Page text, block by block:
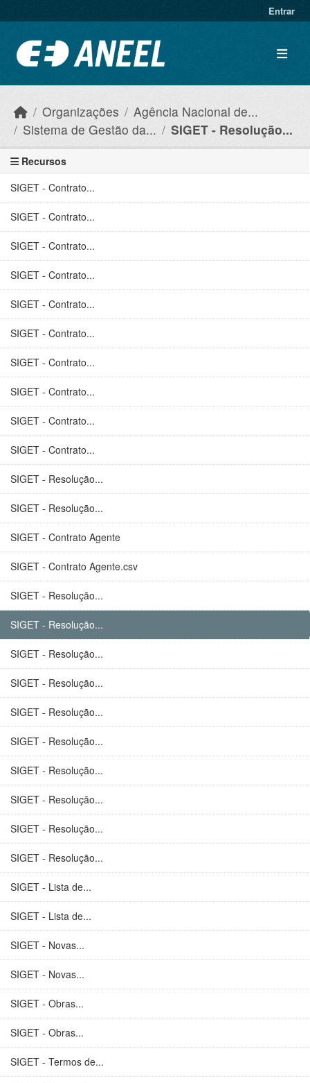
Entrar
Organizações
Agência Nacional de...
Sistema de Gestão da...
SIGET - Resolução...
Recursos
SIGET - Contrato...
SIGET - Contrato...
SIGET - Contrato...
SIGET - Contrato...
SIGET - Contrato...
SIGET - Contrato...
SIGET - Contrato...
SIGET - Contrato...
SIGET - Contrato...
SIGET - Contrato...
SIGET - Resolução...
SIGET - Resolução...
SIGET - Contrato Agente
SIGET - Contrato Agente.csv
SIGET - Resolução...
SIGET - Resolução...
SIGET - Resolução...
SIGET - Resolução...
SIGET - Resolução...
SIGET - Resolução...
SIGET - Resolução...
SIGET - Resolução...
SIGET - Resolução...
SIGET - Resolução...
SIGET - Lista de...
SIGET - Lista de...
SIGET - Novas...
SIGET - Novas...
SIGET - Obras...
SIGET - Obras...
SIGET - Termos de...